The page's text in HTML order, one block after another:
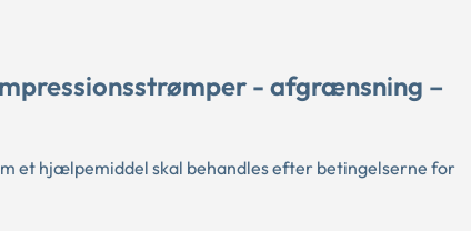
- afgrænsning –
et hjælpemiddel skal behandles efter betingelserne for